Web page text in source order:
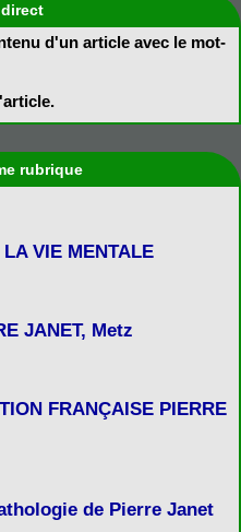
d'un article avec le mot-
rubrique
VIE MENTALE
JANET, Metz
FRANÇAISE PIERRE
de Pierre Janet